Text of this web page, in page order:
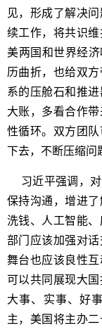
见，形成了解决
续工作，将共识
美两国和世界经
历曲折，也给双
系的压舱石和推
大账，多看合作
性循环。双方团
下去，不断压缩问
习近平强调，
保持沟通，增进
洗钱、人工智能
部门应该加强对
舞台也应该良性
可以共同展现大
大事、实事、好
主，美国将主办